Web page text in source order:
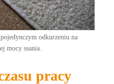
odkurzeniu na
mocy ssania.
pracy